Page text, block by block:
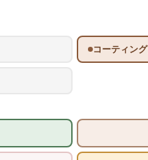
コーティン